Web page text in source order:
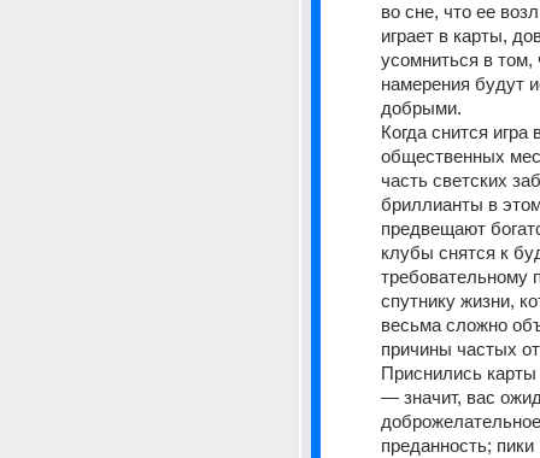
во сне, что ее
играет в карты,
усомниться в том,
намерения будут
добрыми.
Когда снится игра
общественных
часть светских
бриллианты в
предвещают
клубы снятся к
требовательному
спутнику жизни,
весьма сложно
причины частых
Приснились
— значит, вас
преданность; пики